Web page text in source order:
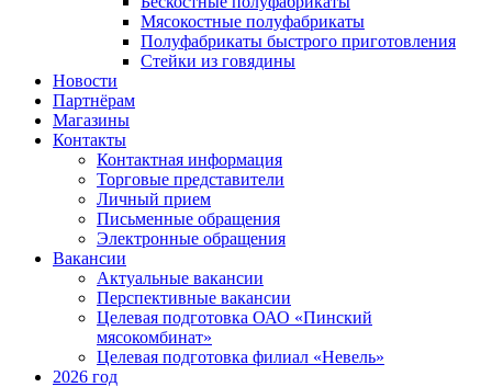
Мясокостные полуфабрикаты
Полуфабрикаты быстрого приготовления
Стейки из говядины
Новости
Партнёрам
Магазины
Контакты
Контактная информация
Торговые представители
Личный прием
Письменные обращения
Электронные обращения
Вакансии
Актуальные вакансии
Перспективные вакансии
Целевая подготовка ОАО «Пинский
мясокомбинат»
Целевая подготовка филиал «Невель»
2026 год